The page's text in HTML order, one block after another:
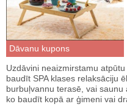
Dāvanu kupons
Uzdāvini neaizmirstamu
baudīt SPA klases relaksāciju
burbuļvannu terasē, vai
ko baudīt kopā ar ģimeni vai